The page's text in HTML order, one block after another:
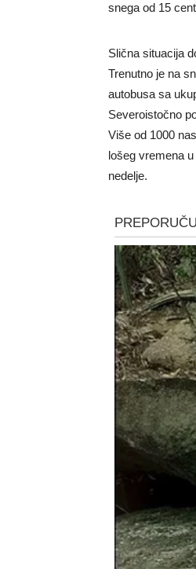
snega od 15
Slična situacija
Trenutno je na
autobusa sa
Severoistočno
Više od 1000
lošeg vremena
nedelje.